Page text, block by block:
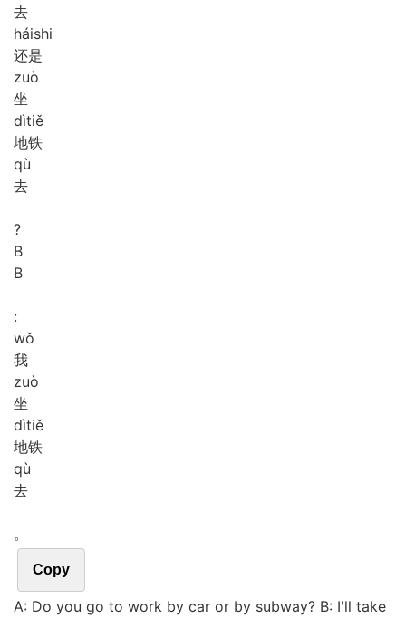
去
háishi
还是
zuò
坐
dìtiě
地铁
qù
去
?
B
B
:
wǒ
我
zuò
坐
dìtiě
地铁
qù
去
。
Copy
A: Do you go to work by car or by subway? B: I'll take